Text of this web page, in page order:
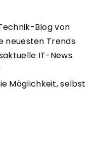
Blog von
neuesten Trends
IT-News.
Möglichkeit, selbst